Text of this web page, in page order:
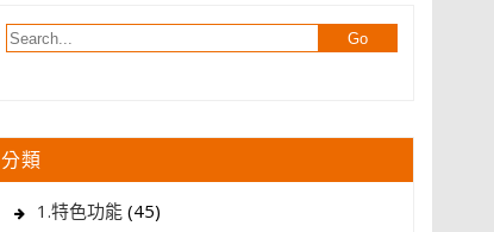
分類
1.特色功能 (45)